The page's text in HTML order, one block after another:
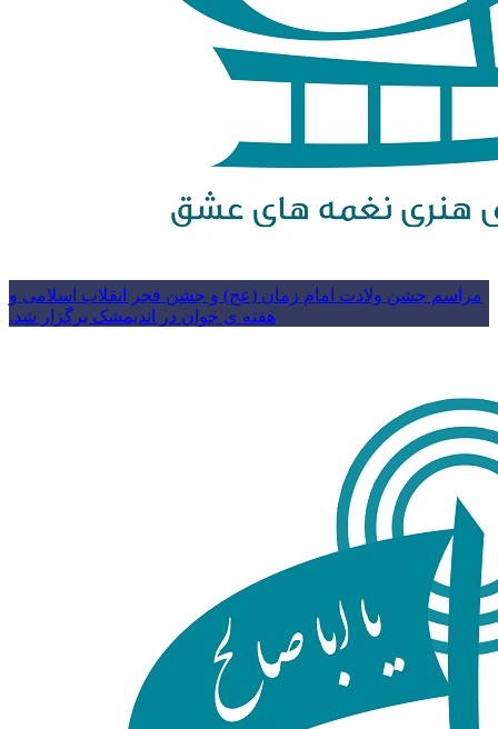
مراسم جشن ولادت امام زمان (عج) و جشن فجر انقلاب اسلامی و
هفته ی جوان در اندیمشک برگزار شد.